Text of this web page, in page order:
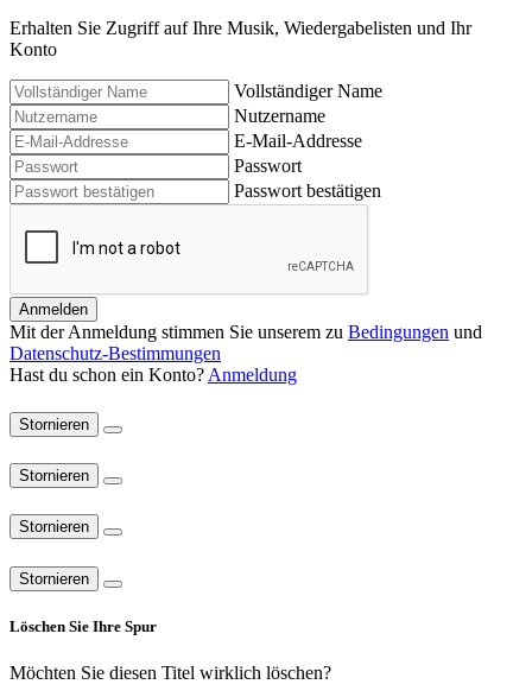
Erhalten Sie Zugriff auf Ihre Musik, Wiedergabelisten und Ihr
Konto
Vollständiger Name
Nutzername
E-Mail-Addresse
Passwort
Passwort bestätigen
Anmelden
Mit der Anmeldung stimmen Sie unserem zu Bedingungen und
Datenschutz-Bestimmungen
Hast du schon ein Konto? Anmeldung
Stornieren
Stornieren
Stornieren
Stornieren
Löschen Sie Ihre Spur
Möchten Sie diesen Titel wirklich löschen?